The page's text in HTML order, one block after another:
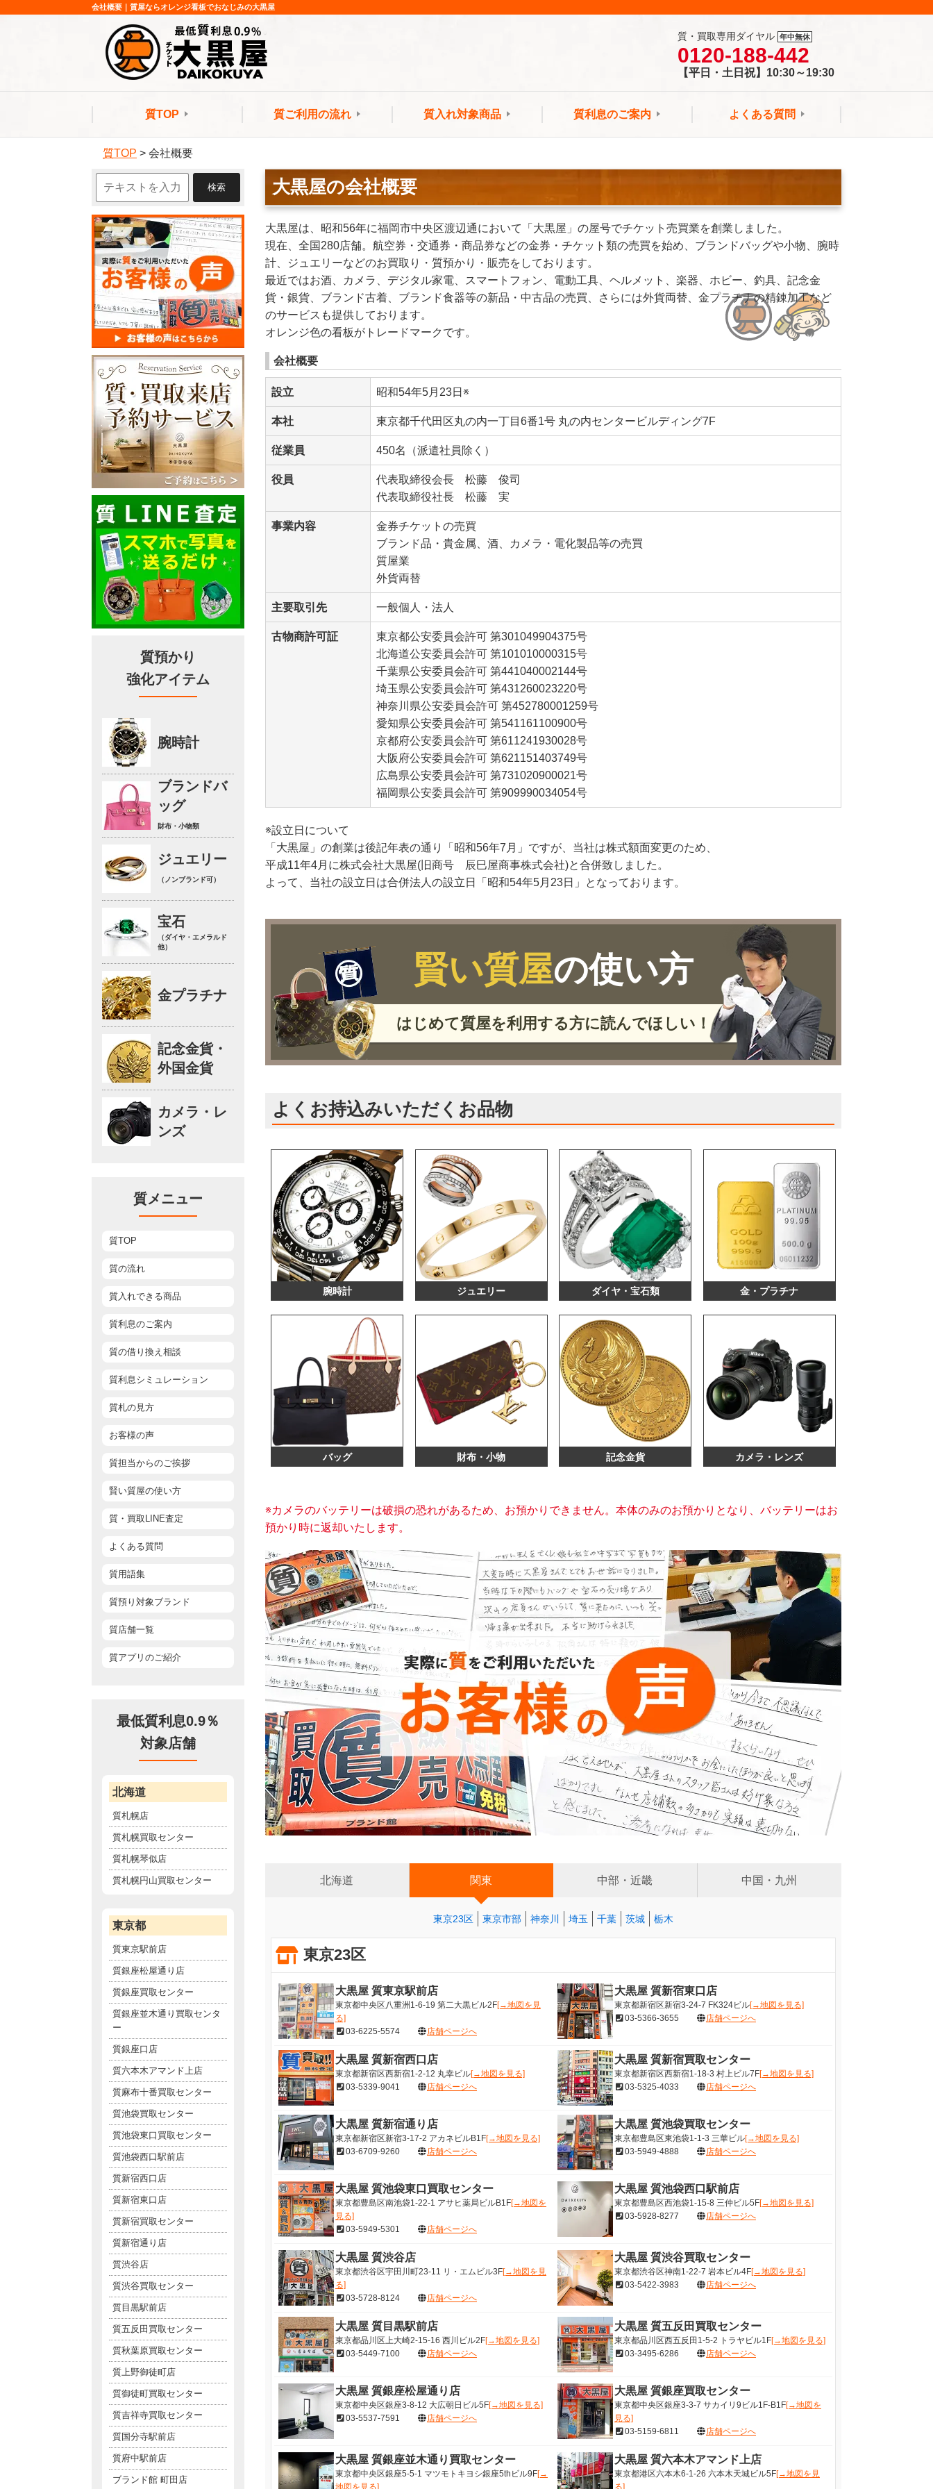
会社概要｜質屋ならオレンジ看板でおなじみの大黒屋
質・買取専用ダイヤル 年中無休
0120-188-442
【平日・土日祝】10:30～19:30
質TOP 質ご利用の流れ 質入れ対象商品 質利息のご案内 よくある質問
質TOP > 会社概要
大黒屋の会社概要
大黒屋は、昭和56年に福岡市中央区渡辺通において「大黒屋」の屋号でチケット売買業を創業しました。
現在、全国280店舗。航空券・交通券・商品券などの金券・チケット類の売買を始め、ブランドバッグや小物、腕時
計、ジュエリーなどのお買取り・質預かり・販売をしております。
最近ではお酒、カメラ、デジタル家電、スマートフォン、電動工具、ヘルメット、楽器、ホビー、釣具、記念金
貨・銀貨、ブランド古着、ブランド食器等の新品・中古品の売買、さらには外貨両替、金プラチナの精錬加工など
のサービスも提供しております。
オレンジ色の看板がトレードマークです。
会社概要
設立 昭和54年5月23日※
本社 東京都千代田区丸の内一丁目6番1号 丸の内センタービルディング7F
従業員 450名（派遣社員除く）
役員
代表取締役会長 松藤 俊司
代表取締役社長 松藤 実
事業内容
金券チケットの売買
ブランド品・貴金属、酒、カメラ・電化製品等の売買
質屋業
外貨両替
主要取引先 一般個人・法人
古物商許可証
東京都公安委員会許可 第301049904375号
北海道公安委員会許可 第101010000315号
千葉県公安委員会許可 第441040002144号
埼玉県公安委員会許可 第431260023220号
神奈川県公安委員会許可 第452780001259号
愛知県公安委員会許可 第541161100900号
京都府公安委員会許可 第611241930028号
大阪府公安委員会許可 第621151403749号
広島県公安委員会許可 第731020900021号
福岡県公安委員会許可 第909990034054号
※設立日について
「大黒屋」の創業は後記年表の通り「昭和56年7月」ですが、当社は株式額面変更のため、
平成11年4月に株式会社大黒屋(旧商号 辰巳屋商事株式会社)と合併致しました。
よって、当社の設立日は合併法人の設立日「昭和54年5月23日」となっております。
賢い質屋の使い方
はじめて質屋を利用する方に読んでほしい！
よくお持込みいただくお品物
腕時計 ジュエリー ダイヤ・宝石類 金・プラチナ
バッグ 財布・小物 記念金貨 カメラ・レンズ
※カメラのバッテリーは破損の恐れがあるため、お預かりできません。本体のみのお預かりとなり、バッテリーはお
預かり時に返却いたします。
北海道 関東 中部・近畿 中国・九州
東京23区 東京市部 神奈川 埼玉 千葉 茨城 栃木
東京23区
大黒屋 質東京駅前店
東京都中央区八重洲1-6-19 第二大黒ビル2F[→地図を見
る]
03-6225-5574
店舗ページへ
大黒屋 質新宿東口店
東京都新宿区新宿3-24-7 FK324ビル[→地図を見る]
03-5366-3655
店舗ページへ
大黒屋 質新宿西口店
東京都新宿区西新宿1-2-12 丸幸ビル[→地図を見る]
03-5339-9041
店舗ページへ
大黒屋 質新宿買取センター
東京都新宿区西新宿1-18-3 村上ビル7F[→地図を見る]
03-5325-4033
店舗ページへ
大黒屋 質新宿通り店
東京都新宿区新宿3-17-2 アカネビルB1F[→地図を見る]
03-6709-9260
店舗ページへ
大黒屋 質池袋買取センター
東京都豊島区東池袋1-1-3 三華ビル[→地図を見る]
03-5949-4888
店舗ページへ
大黒屋 質池袋東口買取センター
東京都豊島区南池袋1-22-1 アサヒ薬局ビルB1F[→地図を
見る]
03-5949-5301
店舗ページへ
大黒屋 質池袋西口駅前店
東京都豊島区西池袋1-15-8 三仲ビル5F[→地図を見る]
03-5928-8277
店舗ページへ
大黒屋 質渋谷店
東京都渋谷区宇田川町23-11 リ・エムビル3F[→地図を見
る]
03-5728-8124
店舗ページへ
大黒屋 質渋谷買取センター
東京都渋谷区神南1-22-7 岩本ビル4F[→地図を見る]
03-5422-3983
店舗ページへ
大黒屋 質目黒駅前店
東京都品川区上大崎2-15-16 西川ビル2F[→地図を見る]
03-5449-7100
店舗ページへ
大黒屋 質五反田買取センター
東京都品川区西五反田1-5-2 トラヤビル1F[→地図を見る]
03-3495-6286
店舗ページへ
大黒屋 質銀座松屋通り店
東京都中央区銀座3-8-12 大広朝日ビル5F[→地図を見る]
03-5537-7591
店舗ページへ
大黒屋 質銀座買取センター
東京都中央区銀座3-3-7 サカイリ9ビル1F-B1F[→地図を
見る]
03-5159-6811
店舗ページへ
大黒屋 質銀座並木通り買取センター
東京都中央区銀座5-5-1 マツモトキヨシ銀座5thビル9F[→
地図を見る]
大黒屋 質六本木アマンド上店
東京都港区六本木6-1-26 六本木天城ビル5F[→地図を見
る]
質預かり
強化アイテム
腕時計
ブランドバ
ッグ
財布・小物類
ジュエリー
（ノンブランド可）
宝石
（ダイヤ・エメラルド
他）
金プラチナ
記念金貨・
外国金貨
カメラ・レ
ンズ
質メニュー
質TOP
質の流れ
質入れできる商品
質利息のご案内
質の借り換え相談
質利息シミュレーション
質札の見方
お客様の声
質担当からのご挨拶
賢い質屋の使い方
質・買取LINE査定
よくある質問
質用語集
質預り対象ブランド
質店舗一覧
質アプリのご紹介
最低質利息0.9％
対象店舗
北海道
質札幌店
質札幌買取センター
質札幌琴似店
質札幌円山買取センター
東京都
質東京駅前店
質銀座松屋通り店
質銀座買取センター
質銀座並木通り買取センタ
ー
質銀座口店
質六本木アマンド上店
質麻布十番買取センター
質池袋買取センター
質池袋東口買取センター
質池袋西口駅前店
質新宿西口店
質新宿東口店
質新宿買取センター
質新宿通り店
質渋谷店
質渋谷買取センター
質目黒駅前店
質五反田買取センター
質秋葉原買取センター
質上野御徒町店
質御徒町買取センター
質吉祥寺買取センター
質国分寺駅前店
質府中駅前店
ブランド館 町田店